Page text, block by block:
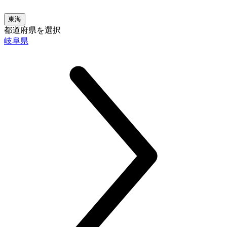
東海
都道府県を選択
岐阜県